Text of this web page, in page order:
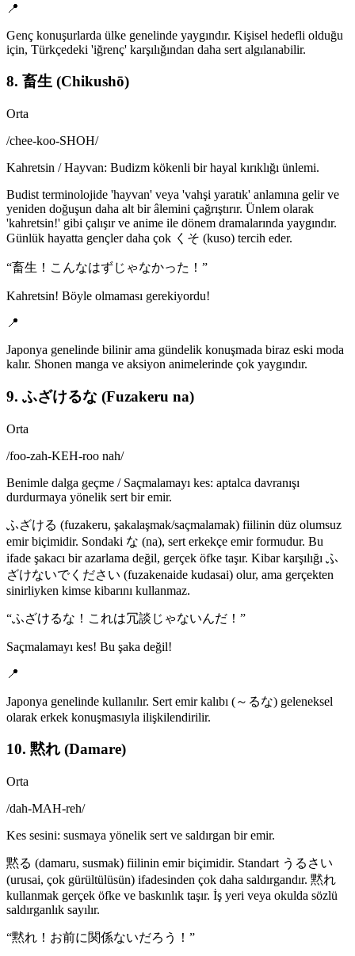
📍
Genç konuşurlarda ülke genelinde yaygındır. Kişisel hedefli olduğu
için, Türkçedeki 'iğrenç' karşılığından daha sert algılanabilir.
8. 畜生 (Chikushō)
Orta
/chee-koo-SHOH/
Kahretsin / Hayvan: Budizm kökenli bir hayal kırıklığı ünlemi.
Budist terminolojide 'hayvan' veya 'vahşi yaratık' anlamına gelir ve
yeniden doğuşun daha alt bir âlemini çağrıştırır. Ünlem olarak
'kahretsin!' gibi çalışır ve anime ile dönem dramalarında yaygındır.
Günlük hayatta gençler daha çok くそ (kuso) tercih eder.
“畜生！こんなはずじゃなかった！ ”
Kahretsin! Böyle olmaması gerekiyordu!
📍
Japonya genelinde bilinir ama gündelik konuşmada biraz eski moda
kalır. Shonen manga ve aksiyon animelerinde çok yaygındır.
9. ふざけるな (Fuzakeru na)
Orta
/foo-zah-KEH-roo nah/
Benimle dalga geçme / Saçmalamayı kes: aptalca davranışı
durdurmaya yönelik sert bir emir.
ふざける (fuzakeru, şakalaşmak/saçmalamak) fiilinin düz olumsuz
emir biçimidir. Sondaki な (na), sert erkekçe emir formudur. Bu
ifade şakacı bir azarlama değil, gerçek öfke taşır. Kibar karşılığı ふ
ざけないでください (fuzakenaide kudasai) olur, ama gerçekten
sinirliyken kimse kibarını kullanmaz.
“ふざけるな！これは冗談じゃないんだ！ ”
Saçmalamayı kes! Bu şaka değil!
📍
Japonya genelinde kullanılır. Sert emir kalıbı (～るな) geleneksel
olarak erkek konuşmasıyla ilişkilendirilir.
10. 黙れ (Damare)
Orta
/dah-MAH-reh/
Kes sesini: susmaya yönelik sert ve saldırgan bir emir.
黙る (damaru, susmak) fiilinin emir biçimidir. Standart うるさい
(urusai, çok gürültülüsün) ifadesinden çok daha saldırgandır. 黙れ
kullanmak gerçek öfke ve baskınlık taşır. İş yeri veya okulda sözlü
saldırganlık sayılır.
“黙れ！お前に関係ないだろう！ ”